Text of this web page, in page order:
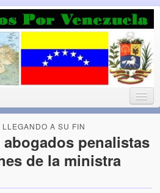
Democracia
peste que le ha caido a esta tierra
A SU FIN
abogados penalistas
de la ministra